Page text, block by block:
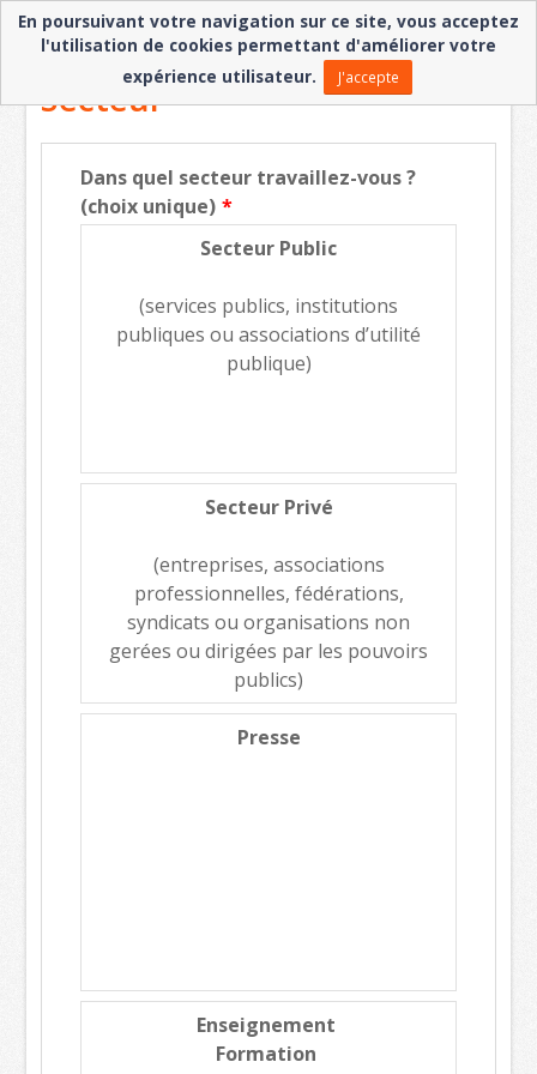
Secteur
Dans quel secteur travaillez-vous ?
(choix unique)
Secteur Public
(services publics, institutions
publiques ou associations d’utilité
publique)
Secteur Privé
(entreprises, associations
professionnelles, fédérations,
syndicats ou organisations non
gerées ou dirigées par les pouvoirs
publics)
Presse
Enseignement
Formation
En poursuivant votre navigation sur ce site, vous acceptez
l'utilisation de cookies permettant d'améliorer votre
expérience utilisateur.
J'accepte